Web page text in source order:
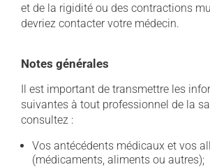
et de la rigidité ou des contractions
devriez contacter votre médecin.
Notes générales
Il est important de transmettre les
suivantes à tout professionnel de la
consultez :
Vos antécédents médicaux et vos
(médicaments, aliments ou autres);